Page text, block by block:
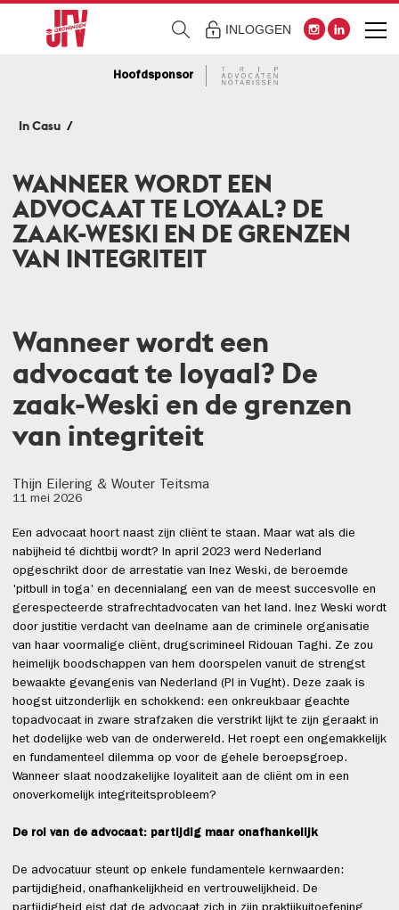
INLOGGEN
Hoofdsponsor
In Casu
WANNEER WORDT EEN
ADVOCAAT TE LOYAAL? DE
ZAAK-WESKI EN DE GRENZEN
VAN INTEGRITEIT
Wanneer wordt een
advocaat te loyaal? De
zaak-Weski en de grenzen
van integriteit
Thijn Eilering & Wouter Teitsma
11 mei 2026
Een advocaat hoort naast zijn cliënt te staan. Maar wat als die
nabijheid té dichtbij wordt? In april 2023 werd Nederland
opgeschrikt door de arrestatie van Inez Weski, de beroemde
'pitbull in toga' en decennialang een van de meest succesvolle en
gerespecteerde strafrechtadvocaten van het land. Inez Weski wordt
door justitie verdacht van deelname aan de criminele organisatie
van haar voormalige cliënt, drugscrimineel Ridouan Taghi. Ze zou
heimelijk boodschappen van hem doorspelen vanuit de strengst
bewaakte gevangenis van Nederland (PI in Vught). Deze zaak is
hoogst uitzonderlijk en schokkend: een onkreukbaar geachte
topadvocaat in zware strafzaken die verstrikt lijkt te zijn geraakt in
het dodelijke web van de onderwereld. Het roept een ongemakkelijk
en fundamenteel dilemma op voor de gehele beroepsgroep.
Wanneer slaat noodzakelijke loyaliteit aan de cliënt om in een
onoverkomelijk integriteitsprobleem?
De rol van de advocaat: partijdig maar onafhankelijk
De advocatuur steunt op enkele fundamentele kernwaarden:
partijdigheid, onafhankelijkheid en vertrouwelijkheid. De